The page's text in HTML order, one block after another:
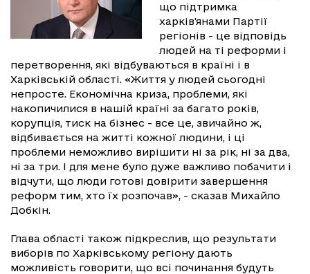
що підтримка
харків'янами Партії
регіонів - це відповідь
людей на ті реформи і
перетворення, які відбуваються в країні і в
Харківській області. «Життя у людей сьогодні
непросте. Економічна криза, проблеми, які
накопичилися в нашій країні за багато років,
корупція, тиск на бізнес - все це, звичайно ж,
відбивається на житті кожної людини, і ці
проблеми неможливо вирішити ні за рік, ні за два,
ні за три. І для мене було дуже важливо побачити і
відчути, що люди готові довірити завершення
реформ тим, хто їх розпочав», - сказав Михайло
Добкін.
Глава області також підкреслив, що результати
виборів по Харківському регіону дають
можливість говорити, що всі починання будуть